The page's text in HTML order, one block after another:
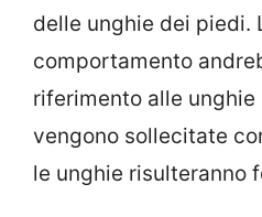
delle unghie dei piedi.
comportamento
riferimento alle unghie
vengono sollecitate
le unghie risulteranno